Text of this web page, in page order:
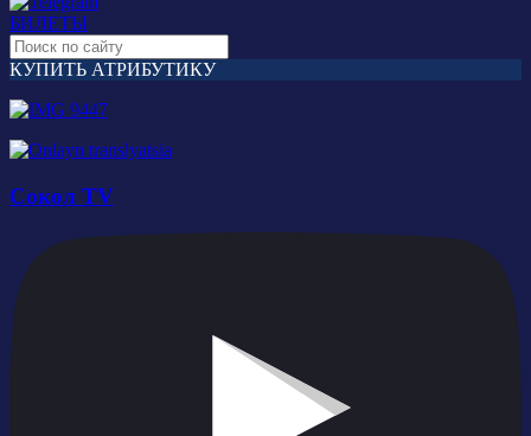
БИЛЕТЫ
КУПИТЬ АТРИБУТИКУ
Сокол TV